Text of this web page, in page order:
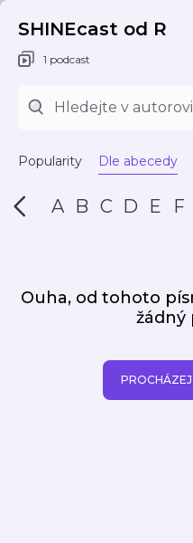
SHINEcast od R
1 podcast
Popularity Dle abecedy
A B C D E F
Ouha, od tohoto
žádný